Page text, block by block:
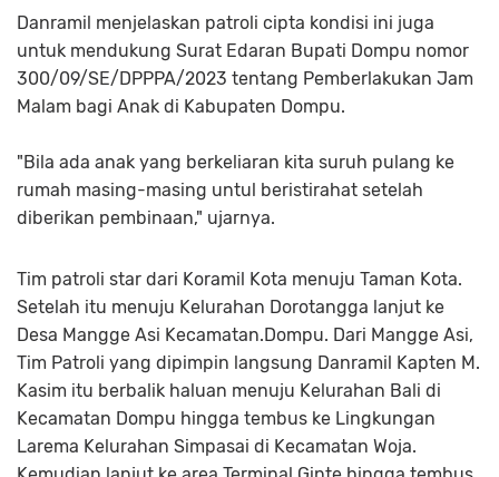
Danramil menjelaskan patroli cipta kondisi ini juga
untuk mendukung Surat Edaran Bupati Dompu nomor
300/09/SE/DPPPA/2023 tentang Pemberlakukan Jam
Malam bagi Anak di Kabupaten Dompu.
"Bila ada anak yang berkeliaran kita suruh pulang ke
rumah masing-masing untul beristirahat setelah
diberikan pembinaan," ujarnya.
Tim patroli star dari Koramil Kota menuju Taman Kota.
Setelah itu menuju Kelurahan Dorotangga lanjut ke
Desa Mangge Asi Kecamatan.Dompu. Dari Mangge Asi,
Tim Patroli yang dipimpin langsung Danramil Kapten M.
Kasim itu berbalik haluan menuju Kelurahan Bali di
Kecamatan Dompu hingga tembus ke Lingkungan
Larema Kelurahan Simpasai di Kecamatan Woja.